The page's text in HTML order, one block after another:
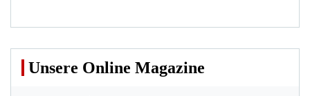
Unsere Online Magazine